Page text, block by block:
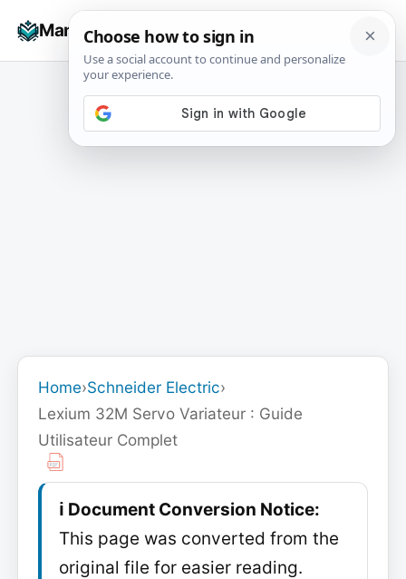
Manuals+
☰
Home›Schneider Electric›
Lexium 32M Servo Variateur : Guide
Utilisateur Complet
ℹ️ Document Conversion Notice:
This page was converted from the
original file for easier reading.